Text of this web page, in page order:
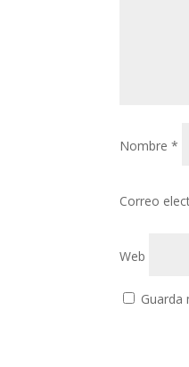
Nombre*
Correo
Web
Guarda